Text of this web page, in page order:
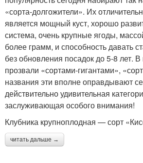
«сорта-долгожители». Их
является мощный куст, хорошо
система, очень крупные ягоды,
более грамм, и способность давать
без обновления посадок до 5-8 лет.
прозвали «сортами-гигантами»,
названия эти вполне оправдывают
действительно удивительная
заслуживающая особого внимания!
Клубника крупноплодная — сорт
читать дальше →